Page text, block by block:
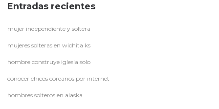
Entradas recientes
mujer independiente y soltera
mujeres solteras en wichita ks
hombre construye iglesia solo
conocer chicos coreanos por internet
hombres solteros en alaska